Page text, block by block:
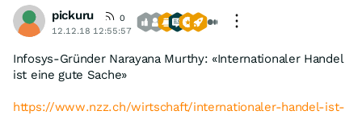
pickuru
0
12.12.18 12:55:57
Infosys-Gründer Narayana Murthy: «Internationaler Handel
ist eine gute Sache»
https://www.nzz.ch/wirtschaft/internationaler-handel-ist-